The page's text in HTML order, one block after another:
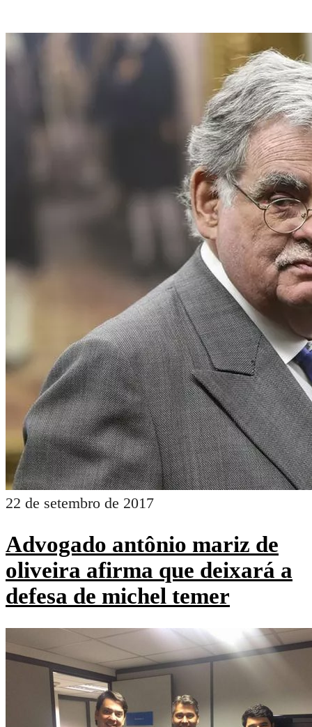
22 de setembro de 2017
Advogado antônio mariz de
oliveira afirma que deixará a
defesa de michel temer